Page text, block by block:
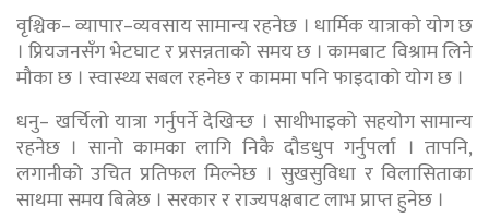
वृश्चिक– व्यापार–व्यवसाय सामान्य रहनेछ । धार्मिक यात्राको योग छ
। प्रियजनसँग भेटघाट र प्रसन्नताको समय छ । कामबाट विश्राम लिने
मौका छ । स्वास्थ्य सबल रहनेछ र काममा पनि फाइदाको योग छ ।
धनु– खर्चिलो यात्रा गर्नुपर्ने देखिन्छ । साथीभाइको सहयोग सामान्य
रहनेछ । सानो कामका लागि निकै दौडधुप गर्नुपर्ला । तापनि,
लगानीको उचित प्रतिफल मिल्नेछ । सुखसुविधा र विलासिताका
साथमा समय बित्नेछ । सरकार र राज्यपक्षबाट लाभ प्राप्त हुनेछ ।